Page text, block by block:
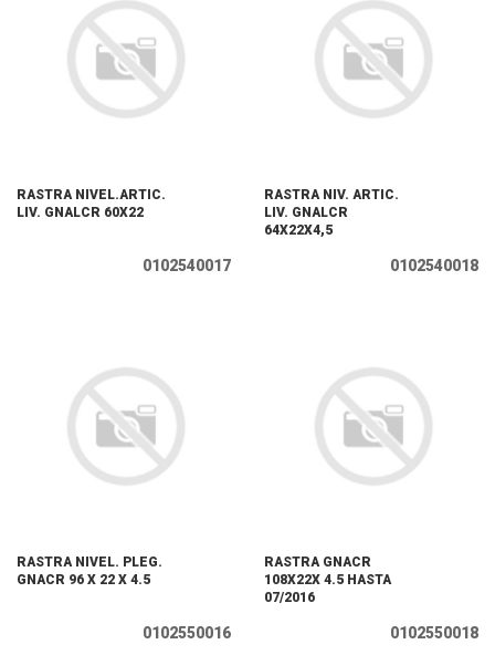
RASTRA NIVEL.ARTIC.
LIV. GNALCR 60X22
0102540017
RASTRA NIV. ARTIC.
LIV. GNALCR
64X22X4,5
0102540018
RASTRA NIVEL. PLEG.
GNACR 96 X 22 X 4.5
0102550016
RASTRA GNACR
108X22X 4.5 HASTA
07/2016
0102550018